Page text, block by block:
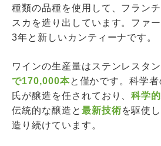
種類の品種を使用して、フラン
スカを造り出しています。ファ
3年と新しいカンティーナです。
ワインの生産量はステンレスタ
で170,000本と僅かです。科学
氏が醸造を任されており、科学
伝統的な醸造と 最新技術を駆使
造り続けています。